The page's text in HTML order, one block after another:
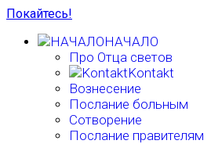
Покайтесь!
НАЧАЛО
Про Отца светов
Kontakt
Вознесение
Послание больным
Сотворение
Послание правителям